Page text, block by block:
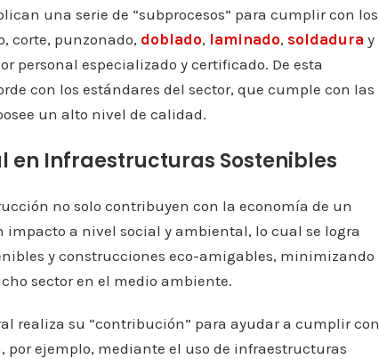
una serie de “subprocesos” para cumplir con los
corte, punzonado, doblado, laminado, soldadura y
personal especializado y certificado. De esta
con los estándares del sector, que cumple con las
un alto nivel de calidad.
en Infraestructuras Sostenibles
no solo contribuyen con la economía de un
a nivel social y ambiental, lo cual se logra
y construcciones eco-amigables, minimizando
sector en el medio ambiente.
realiza su “contribución” para ayudar a cumplir con
por ejemplo, mediante el uso de infraestructuras